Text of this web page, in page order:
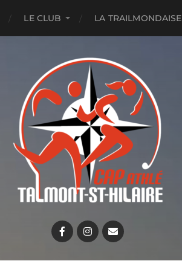
LE CLUB LA TRAILMONDAISE